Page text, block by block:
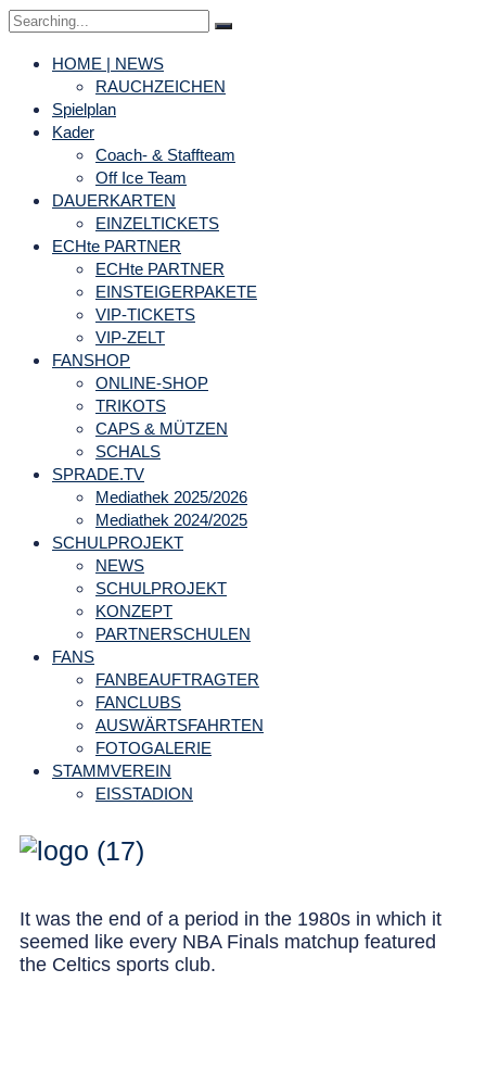
HOME | NEWS
RAUCHZEICHEN
Spielplan
Kader
Coach- & Staffteam
Off Ice Team
DAUERKARTEN
EINZELTICKETS
ECHte PARTNER
ECHte PARTNER
EINSTEIGERPAKETE
VIP-TICKETS
VIP-ZELT
FANSHOP
ONLINE-SHOP
TRIKOTS
CAPS & MÜTZEN
SCHALS
SPRADE.TV
Mediathek 2025/2026
Mediathek 2024/2025
SCHULPROJEKT
NEWS
SCHULPROJEKT
KONZEPT
PARTNERSCHULEN
FANS
FANBEAUFTRAGTER
FANCLUBS
AUSWÄRTSFAHRTEN
FOTOGALERIE
STAMMVEREIN
EISSTADION
It was the end of a period in the 1980s in which it
seemed like every NBA Finals matchup featured
the Celtics sports club.